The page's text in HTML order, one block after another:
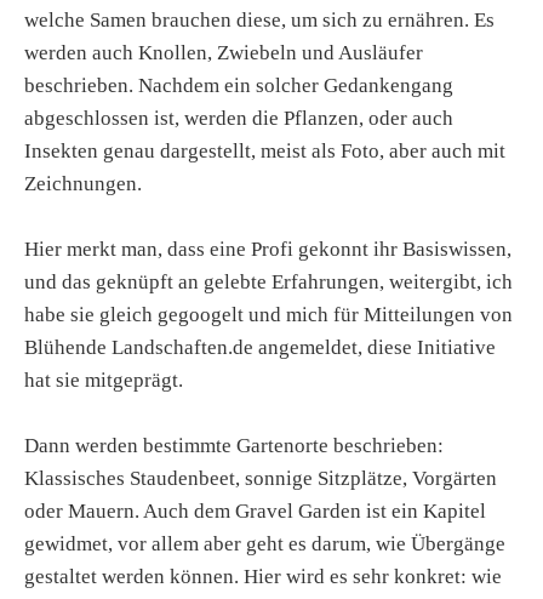
welche Samen brauchen diese, um sich zu ernähren. Es
werden auch Knollen, Zwiebeln und Ausläufer
beschrieben. Nachdem ein solcher Gedankengang
abgeschlossen ist, werden die Pflanzen, oder auch
Insekten genau dargestellt, meist als Foto, aber auch mit
Zeichnungen.
Hier merkt man, dass eine Profi gekonnt ihr Basiswissen,
und das geknüpft an gelebte Erfahrungen, weitergibt, ich
habe sie gleich gegoogelt und mich für Mitteilungen von
Blühende Landschaften.de angemeldet, diese Initiative
hat sie mitgeprägt.
Dann werden bestimmte Gartenorte beschrieben:
Klassisches Staudenbeet, sonnige Sitzplätze, Vorgärten
oder Mauern. Auch dem Gravel Garden ist ein Kapitel
gewidmet, vor allem aber geht es darum, wie Übergänge
gestaltet werden können. Hier wird es sehr konkret: wie